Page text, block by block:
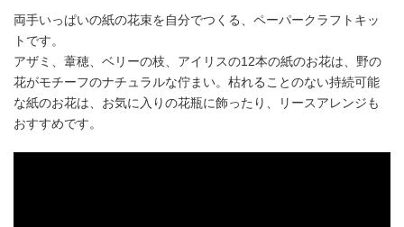
両手いっぱいの紙の花束を自分でつくる、ペーパークラフトキッ
トです。
アザミ、葦穂、ベリーの枝、アイリスの12本の紙のお花は、野の
花がモチーフのナチュラルな佇まい。枯れることのない持続可能
な紙のお花は、お気に入りの花瓶に飾ったり、リースアレンジも
おすすめです。